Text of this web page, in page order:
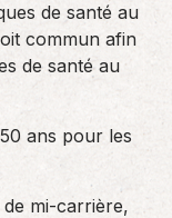
de santé au
commun afin
de santé au
ans pour les
de mi-carrière,